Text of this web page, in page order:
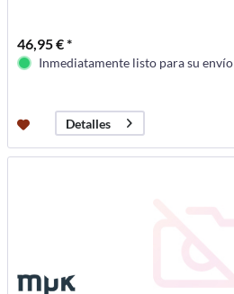
46,95 € *
Inmediatamente listo para su envío
Detalles